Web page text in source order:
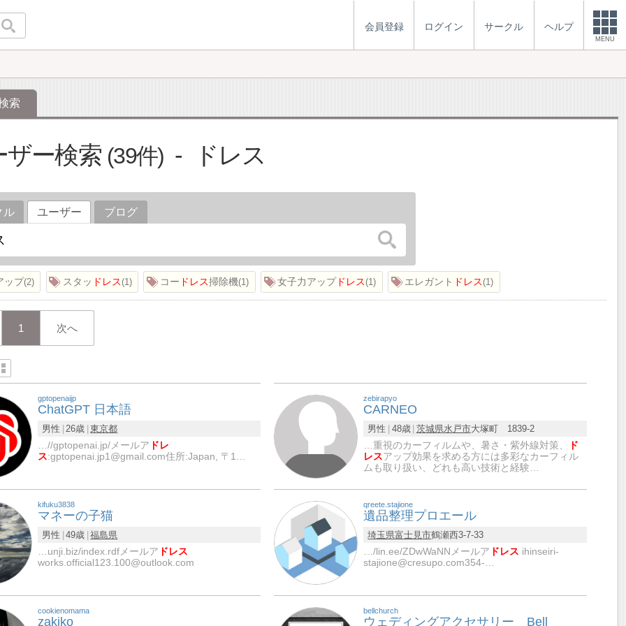
会員登録 ログイン サークル ヘルプ
MENU
索
ザー検索 39 ドレス
ル ユーザー ブログ
ップ 2 スタッ ドレス 1 コー ドレス掃除機 1 女子力アップドレス 1 エレガント ドレス 1
1 次へ
gptopenaijp
ChatGPT 日本語
男性 26歳 東京都
…//gptopenai.jp/メールア ドレ
ス:gptopenai.jp1@gmail.com住所:Japan, 〒1…
zebirapyo
CARNEO
男性 48歳 茨城県水戸市大塚町 1839-2
…重視のカーフィルムや、暑さ・紫外線対策、
ド
レスアップ効果を求める方には多彩なカーフィル
ムも取り扱い、どれも高い技術と経験…
kifuku3838
マネーの子猫
男性 49歳 福島県
…unji.biz/index.rdfメールア ドレス
works.official123.100@outlook.com
qreete.stajione
遺品整理プロエール
埼玉県富士見市鶴瀬西3-7-33
…/lin.ee/ZDwWaNNメールア ドレス ihinseiri-
stajione@cresupo.com354-…
cookienomama
zakiko
bellchurch
ウェディングアクセサリー Bell